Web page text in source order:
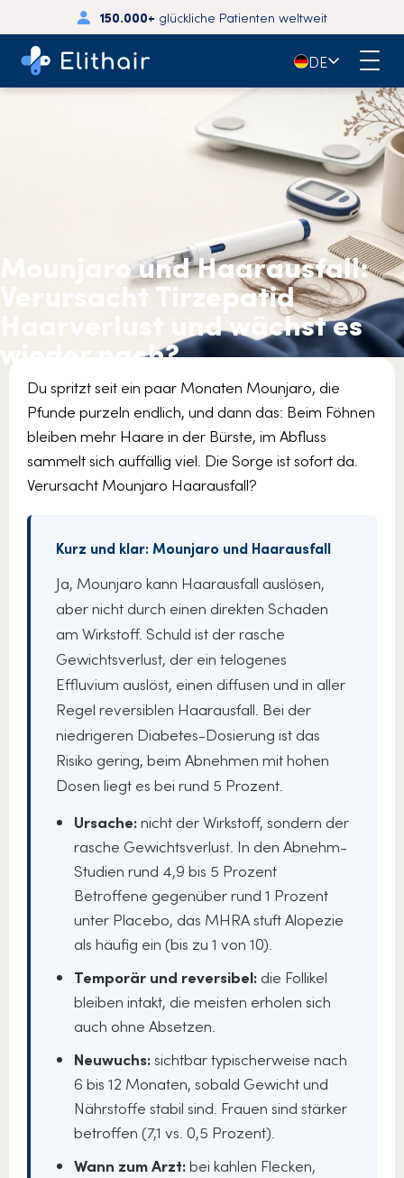
150.000+ glückliche Patienten weltweit
🇩🇪DE
Mounjaro und Haarausfall:
Verursacht Tirzepatid
Haarverlust und wächst es
wieder nach?
Du spritzt seit ein paar Monaten Mounjaro, die
Pfunde purzeln endlich, und dann das: Beim Föhnen
bleiben mehr Haare in der Bürste, im Abfluss
sammelt sich auffällig viel. Die Sorge ist sofort da.
Verursacht Mounjaro Haarausfall?
Kurz und klar: Mounjaro und Haarausfall
Ja, Mounjaro kann Haarausfall auslösen,
aber nicht durch einen direkten Schaden
am Wirkstoff. Schuld ist der rasche
Gewichtsverlust, der ein telogenes
Effluvium auslöst, einen diffusen und in aller
Regel reversiblen Haarausfall. Bei der
niedrigeren Diabetes-Dosierung ist das
Risiko gering, beim Abnehmen mit hohen
Dosen liegt es bei rund 5 Prozent.
Ursache:nicht der Wirkstoff, sondern der
rasche Gewichtsverlust. In den Abnehm-
Studien rund 4,9 bis 5 Prozent
Betroffene gegenüber rund 1 Prozent
unter Placebo, das MHRA stuft Alopezie
als häufig ein (bis zu 1 von 10).
Temporär und reversibel: die Follikel
bleiben intakt, die meisten erholen sich
auch ohne Absetzen.
Neuwuchs:sichtbar typischerweise nach
6 bis 12 Monaten, sobald Gewicht und
Nährstoffe stabil sind. Frauen sind stärker
betroffen (7,1 vs. 0,5 Prozent).
Wann zum Arzt:bei kahlen Flecken,